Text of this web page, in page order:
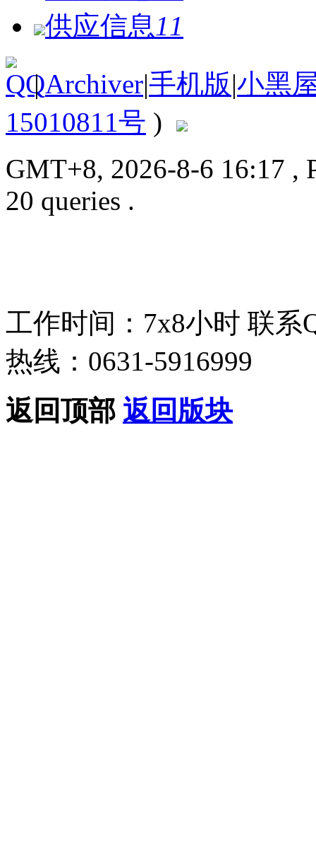
供应信息 11
| Archiver|手机版|小黑
15010811号 )
GMT+8, 2026-8-6 16:17 ,
20 queries .
工作时间：7x8小时 联系
热线：0631-5916999
返回顶部 返回版块